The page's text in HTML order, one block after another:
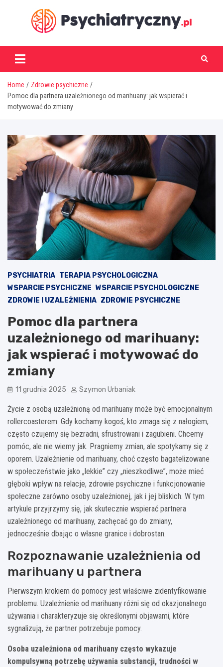
psychiatryczny.pl
Home
Zdrowie psychiczne
Pomoc dla partnera uzależnionego od marihuany: jak wspierać i
motywować do zmiany
PSYCHIATRIA TERAPIA PSYCHOLOGICZNA
WSPARCIE PSYCHICZNE WSPARCIE PSYCHOLOGICZNE
ZDROWIE I UZALEŻNIENIA ZDROWIE PSYCHICZNE
Pomoc dla partnera
uzależnionego od marihuany:
jak wspierać i motywować do
zmiany
11 grudnia 2025 Szymon Urbaniak
Życie z osobą uzależnioną od marihuany może być emocjonalnym
rollercoasterem. Gdy kochamy kogoś, kto zmaga się z nałogiem,
często czujemy się bezradni, sfrustrowani i zagubieni. Chcemy
pomóc, ale nie wiemy jak. Pragniemy zmian, ale spotykamy się z
oporem. Uzależnienie od marihuany, choć często bagatelizowane
w społeczeństwie jako „lekkie” czy „nieszkodliwe”, może mieć
głęboki wpływ na relacje, zdrowie psychiczne i funkcjonowanie
społeczne zarówno osoby uzależnionej, jak i jej bliskich. W tym
artykule przyjrzymy się, jak skutecznie wspierać partnera
uzależnionego od marihuany, zachęcać go do zmiany,
jednocześnie dbając o własne granice i dobrostan.
Rozpoznawanie uzależnienia od
marihuany u partnera
Pierwszym krokiem do pomocy jest właściwe zidentyfikowanie
problemu. Uzależnienie od marihuany różni się od okazjonalnego
używania i charakteryzuje się określonymi objawami, które
sygnalizują, że partner potrzebuje pomocy.
Osoba uzależniona od marihuany często wykazuje
kompulsywną potrzebę używania substancji, trudności w